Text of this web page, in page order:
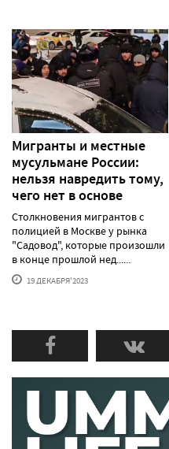
Мигранты и местные
мусульмане России:
нельзя навредить тому,
чего нет в основе
Столкновения мигрантов с
полицией в Москве у рынка
"Садовод", которые произошли
в конце прошлой нед......
19 ДЕКАБРЯ'2023